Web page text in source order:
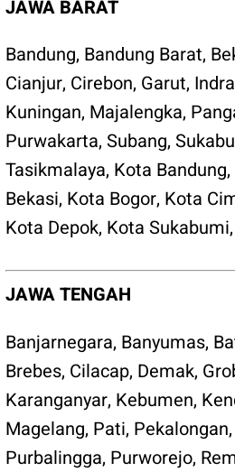
JAWA BARAT
Bandung, Bandung Barat,
Cianjur, Cirebon, Garut,
Kuningan, Majalengka,
Purwakarta, Subang,
Tasikmalaya, Kota Bandung,
Bekasi, Kota Bogor, Kota
Kota Depok, Kota Sukabumi,
JAWA TENGAH
Banjarnegara, Banyumas,
Brebes, Cilacap, Demak,
Karanganyar, Kebumen,
Magelang, Pati, Pekalongan,
Purbalingga, Purworejo,